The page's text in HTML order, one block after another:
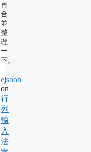
再
合
並
整
理
一
下。
ejsoon
on
行
列
輸
入
法